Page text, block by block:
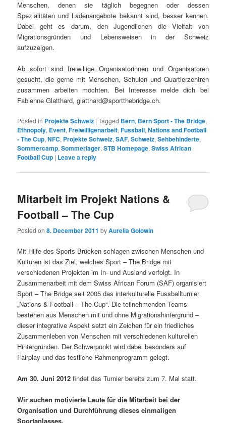
Menschen, denen sie täglich begegnen oder dessen
Spezialitäten und Ladenangebote bekannt sind, besser kennen.
Dabei geht es darum, den Jugendlichen die Vielfalt von
Migrationsgründen und Lebensweisen in der Schweiz
aufzuzeigen.
Ab sofort sind freiwillige Organisatorinnen und Organisatoren
gesucht, die gerne mit Menschen, Schulen und Quartierzentren
zusammen arbeiten möchten. Bei Interesse melde dich bei
Fabienne Glatthard, glatthard@sportthebridge.ch.
Posted in Projekte Schweiz |Tagged Bern, Bern Sport - The Bridge,
Ethnopoly, Event,Freiwilligenarbeit,Fussball,Nations and Football
- The Cup,NFC, Projekte Schweiz,SAF,Schweiz,Sehbehinderte,
Sommercamp,Sommerlager,STB Homepage,Swiss African
Football Cup | Leave a reply
Mitarbeit im Projekt Nations &
Football – The Cup
Posted on8. December 2011 byAurelia Golowin
Mit Hilfe des Sports Brücken schlagen zwischen Menschen und
Kulturen ist das Ziel, welches Sport – The Bridge mit
verschiedenen Projekten im In- und Ausland verfolgt. In
Zusammenarbeit mit dem Swiss African Forum (SAF) organisiert
Sport – The Bridge seit 2005 das interkulturelle Fussballturnier
„Nations & Football – The Cup“. Die teilnehmenden Teams
bestehen aus Menschen mit und ohne Migrationshintergrund –
dieser integrative Aspekt setzt ein Zeichen für ein friedliches
Zusammenleben von Menschen mit verschiedenen kulturellen
Hintergründen. Der Schwerpunkt wird dabei besonders auf
Fairplay und das festliche Rahmenprogramm gelegt.
Am 30. Juni 2012 findet das Turnier bereits zum 7. Mal statt.
Wir suchen motivierte Leute für die Mitarbeit bei der
Organisation und Durchführung dieses einmaligen
Sportanlasses.